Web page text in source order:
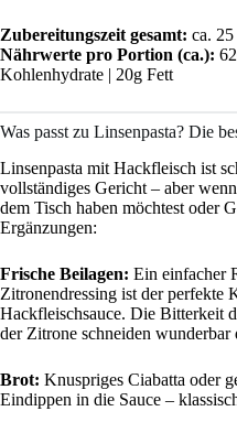
Zubereitungszeit gesamt: ca.
Nährwerte pro Portion (ca.):
Kohlenhydrate | 20g Fett
Was passt zu Linsenpasta? Die
Linsenpasta mit Hackfleisch ist
vollständiges Gericht – aber
dem Tisch haben möchtest oder
Ergänzungen:
Frische Beilagen: Ein einfacher
Zitronendressing ist der perfekte
Hackfleischsauce. Die Bitterkeit
der Zitrone schneiden wunderbar
Brot: Knuspriges Ciabatta oder
Eindippen in die Sauce –